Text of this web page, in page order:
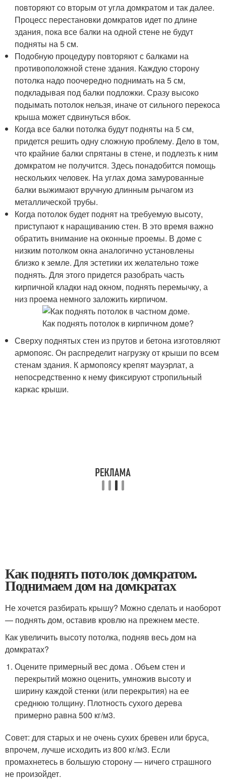
повторяют со вторым от угла домкратом и так далее.
Процесс перестановки домкратов идет по длине
здания, пока все балки на одной стене не будут
подняты на 5 см.
Подобную процедуру повторяют с балками на
противоположной стене здания. Каждую сторону
потолка надо поочередно поднимать на 5 см,
подкладывая под балки подложки. Сразу высоко
подымать потолок нельзя, иначе от сильного перекоса
крыша может сдвинуться вбок.
Когда все балки потолка будут подняты на 5 см,
придется решить одну сложную проблему. Дело в том,
что крайние балки спрятаны в стене, и подлезть к ним
домкратом не получится. Здесь понадобится помощь
нескольких человек. На углах дома замурованные
балки выжимают вручную длинным рычагом из
металлической трубы.
Когда потолок будет поднят на требуемую высоту,
приступают к наращиванию стен. В это время важно
обратить внимание на оконные проемы. В доме с
низким потолком окна аналогично установлены
близко к земле. Для эстетики их желательно тоже
поднять. Для этого придется разобрать часть
кирпичной кладки над окном, поднять перемычку, а
низ проема немного заложить кирпичом.
Сверху поднятых стен из прутов и бетона изготовляют
армопояс. Он распределит нагрузку от крыши по всем
стенам здания. К армопоясу крепят мауэрлат, а
непосредственно к нему фиксируют стропильный
каркас крыши.
Как поднять потолок домкратом.
Поднимаем дом на домкратах
Не хочется разбирать крышу? Можно сделать и наоборот
— поднять дом, оставив кровлю на прежнем месте.
Как увеличить высоту потолка, подняв весь дом на
домкратах?
Оцените примерный вес дома . Объем стен и
перекрытий можно оценить, умножив высоту и
ширину каждой стенки (или перекрытия) на ее
среднюю толщину. Плотность сухого дерева
примерно равна 500 кг/м3.
Совет: для старых и не очень сухих бревен или бруса,
впрочем, лучше исходить из 800 кг/м3. Если
промахнетесь в большую сторону — ничего страшного
не произойдет.